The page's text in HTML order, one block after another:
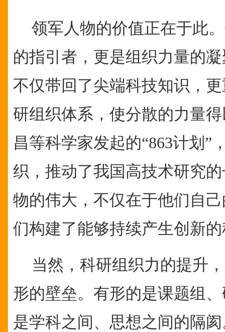
领军人物的价值正在于此
的指引者，更是组织力量的
不仅带回了尖端科技知识，
研组织体系，使分散的力量
昌等科学家发起的“863计划”
织，推动了我国高技术研究
物的伟大，不仅在于他们自
们构建了能够持续产生创新
当然，科研组织力的提升
形的壁垒。有形的是课题组
是学科之间、思想之间的隔